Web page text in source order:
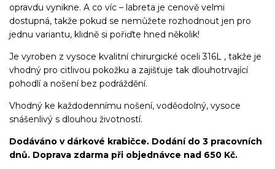
opravdu vynikne. A co víc – labreta je cenově velmi
dostupná, takže pokud se nemůžete rozhodnout jen pro
jednu variantu, klidně si pořiďte hned několik!
Je vyroben z vysoce kvalitní chirurgické oceli 316L , takže je
vhodný pro citlivou pokožku a zajišťuje tak dlouhotrvající
pohodlí a nošení bez podráždění.
Vhodný ke každodennímu nošení, voděodolný, vysoce
snášenlivý s dlouhou životností.
Dodáváno v dárkové krabičce. Dodání do 3 pracovních
dnů. Doprava zdarma při objednávce nad 650 Kč.